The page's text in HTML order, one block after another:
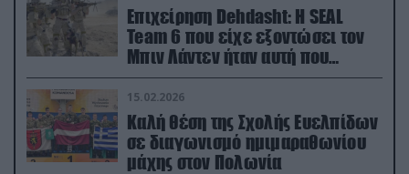
Επιχείρηση Dehdasht: Η SEAL
Team 6 που είχε εξοντώσει τον
Μπιν Λάντεν ήταν αυτή που
διέσωσε τον πιλότο του F-15
15.02.2026
Καλή θέση της Σχολής Ευελπίδων
σε διαγωνισμό ημιμαραθωνίου
μάχης στον Πολωνία